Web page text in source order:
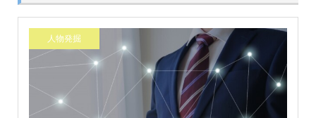
人物発掘